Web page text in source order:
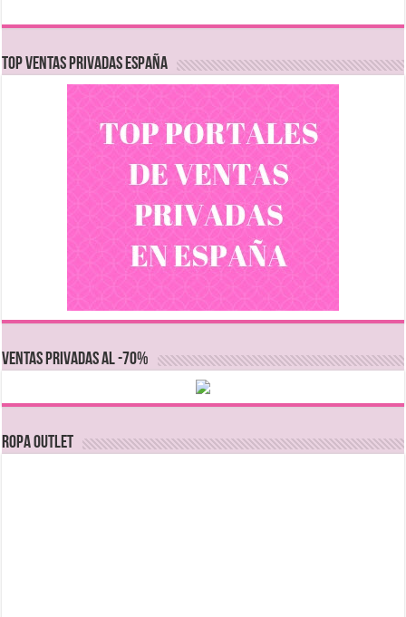
TOP VENTAS PRIVADAS ESPAÑA
VENTAS PRIVADAS AL -70%
Ropa Outlet